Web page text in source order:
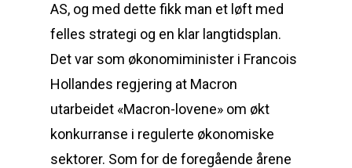
AS, og med dette fikk man et løft med
felles strategi og en klar langtidsplan.
Det var som økonomiminister i Francois
Hollandes regjering at Macron
utarbeidet «Macron-lovene» om økt
konkurranse i regulerte økonomiske
sektorer. Som for de foregående årene